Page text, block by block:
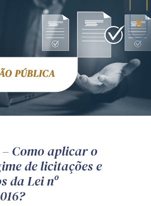
Como aplicar o
de licitações e
da Lei nº